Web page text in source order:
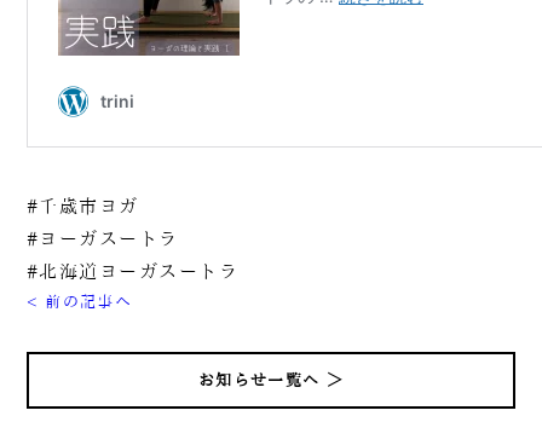
#千歳市ヨガ
#ヨーガスートラ
#北海道ヨーガスートラ
< 前の記事へ
お知らせ一覧へ ＞